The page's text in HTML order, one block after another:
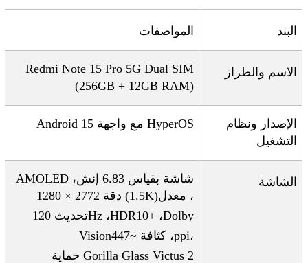
البند المواصفات
الاسم والطراز
Redmi Note 15 Pro 5G Dual SIM
(256GB + 12GB RAM)
الإصدار ونظام
التشغيل
Android 15 مع واجهة HyperOS
الشاشة شاشة AMOLED بقياس 6.83 إنش،
دقة 2772 × 1280 (1.5K)، معدل
تحديث 120Hz،HDR10+،Dolby
Vision
، كثافة ~447ppi،
حماية Gorilla Glass Victus 2